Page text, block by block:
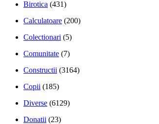
Birotica (431)
Calculatoare (200)
Colectionari (5)
Comunitate (7)
Constructii (3164)
Copii (185)
Diverse (6129)
Donatii (23)